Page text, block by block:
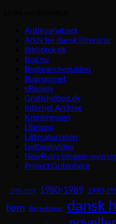
Antikvariat.net
Arkiv for dansk litteratur
Bibliotek.dk
Bog.nu
Bogbrancheguiden
Bogrummet
eReolen
Gratislydbog.dk
Internet Archive
Krimimessen
Librivox
Litteratursiden
Lydboghylden
NewPub's blogger-
Project Gutenberg
1970-1979 1980-1989 1990-
børn Børnebøger dansk